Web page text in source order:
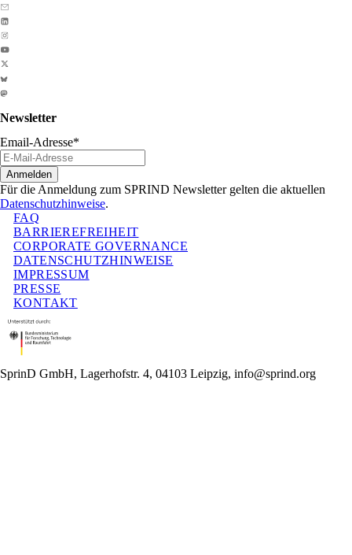
Newsletter
Email-Adresse*
Anmelden
Für die Anmeldung zum SPRIND Newsletter gelten die aktuellen
Datenschutzhinweise.
FAQ
BARRIEREFREIHEIT
CORPORATE GOVERNANCE
DATENSCHUTZHINWEISE
IMPRESSUM
PRESSE
KONTAKT
SprinD GmbH, Lagerhofstr. 4, 04103 Leipzig, info@sprind.org